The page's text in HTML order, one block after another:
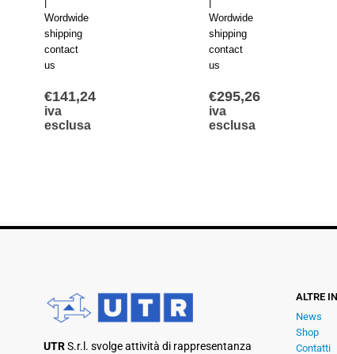
Wordwide
shipping
contact
us
€141,24
iva
esclusa
Wordwide
shipping
contact
us
€295,26
iva
esclusa
UTRS.r.l. svolge attività di rappresentanza
ALTRE
News
Shop
Contatti